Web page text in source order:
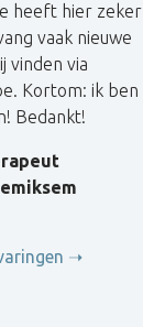
heeft hier zeker
vaak nieuwe
vinden via
Kortom: ik ben
Bedankt!